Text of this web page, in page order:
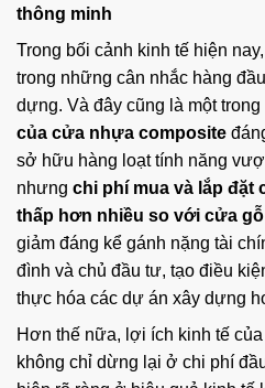
thông minh
Trong bối cảnh kinh tế hiện
trong những cân nhắc hàng
dựng. Và đây cũng là một
của cửa nhựa composite
sở hữu hàng loạt tính năng
nhưng chi phí mua và lắp đặt
thấp hơn nhiều so với cửa
giảm đáng kể gánh nặng tài
đình và chủ đầu tư, tạo điều
thực hóa các dự án xây dựng
Hơn thế nữa, lợi ích kinh tế của
không chỉ dừng lại ở chi phí